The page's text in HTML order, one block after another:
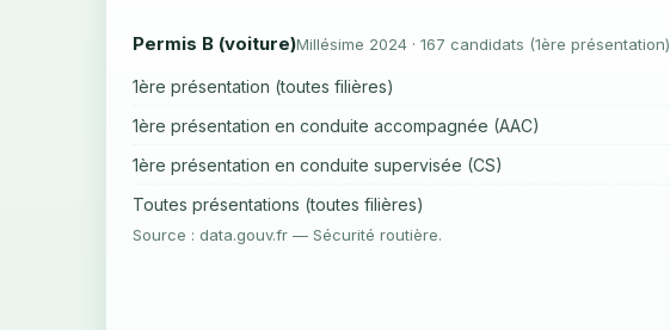
Permis B (voiture)Millésime 2024 · 167 candidats (1ère présentation)
1ère présentation (toutes filières)
1ère présentation en conduite accompagnée (AAC)
1ère présentation en conduite supervisée (CS)
Toutes présentations (toutes filières)
Source : data.gouv.fr — Sécurité routière.